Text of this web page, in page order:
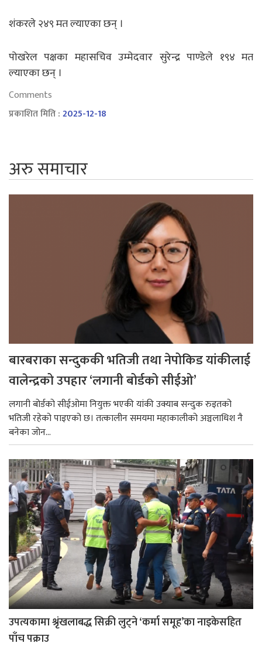
शंकरले २४९ मत ल्याएका छन् ।
पोखरेल पक्षका महासचिव उम्मेदवार सुरेन्द्र पाण्डेले १९४ मत
ल्याएका छन् ।
Comments
प्रकाशित मिति :2025-12-18
अरु समाचार
बारबराका सन्दुककी भतिजी तथा नेपोकिड यांकीलाई
वालेन्द्रको उपहार ‘लगानी बोर्डको सीईओ’
लगानी बोर्डको सीईओमा नियुक्त भएकी यांकी उक्याब सन्दुक रुइतको
भतिजी रहेको पाइएको छ। तत्कालीन समयमा महाकालीको अञ्चलाधिश नै
बनेका जोन...
उपत्यकामा श्रृंखलाबद्ध सिक्री लुट्ने ‘कर्मा समूह’का नाइकेसहित
पाँच पक्राउ